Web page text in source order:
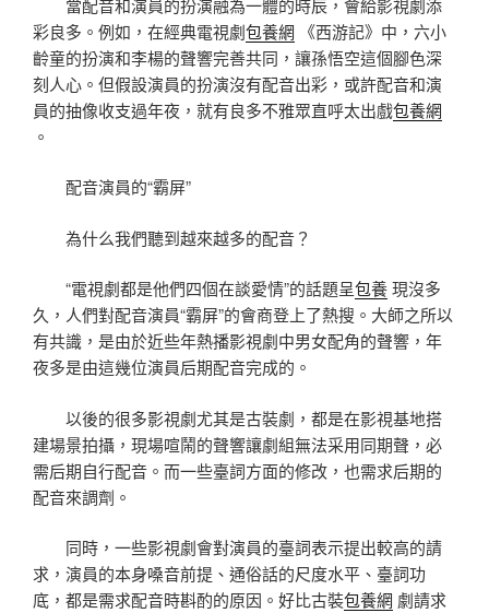
當配音和演員的扮演融為一體的時辰，會給影視劇添
彩良多。例如，在經典電視劇包養網 《西游記》中，六小
齡童的扮演和李楊的聲響完善共同，讓孫悟空這個腳色深
刻人心。但假設演員的扮演沒有配音出彩，或許配音和演
員的抽像收支過年夜，就有良多不雅眾直呼太出戲包養網
。
配音演員的“霸屏”
為什么我們聽到越來越多的配音？
“電視劇都是他們四個在談愛情”的話題呈包養現沒多
久，人們對配音演員“霸屏”的會商登上了熱搜。大師之所以
有共識，是由於近些年熱播影視劇中男女配角的聲響，年
夜多是由這幾位演員后期配音完成的。
以後的很多影視劇尤其是古裝劇，都是在影視基地搭
建場景拍攝，現場喧鬧的聲響讓劇組無法采用同期聲，必
需后期自行配音。而一些臺詞方面的修改，也需求后期的
配音來調劑。
同時，一些影視劇會對演員的臺詞表示提出較高的請
求，演員的本身嗓音前提、通俗話的尺度水平、臺詞功
底，都是需求配音時斟酌的原因。好比古裝包養網 劇請求